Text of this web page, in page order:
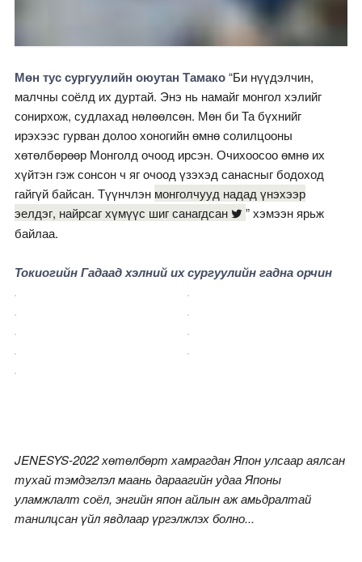
Мөн тус сургуулийн оюутан Тамако“Би нүүдэлчин,
малчны соёлд их дуртай. Энэ нь намайг монгол хэлийг
сонирхож, судлахад нөлөөлсөн. Мөн би Та бүхнийг
ирэхээс гурван долоо хоногийн өмнө солилцооны
хөтөлбөрөөр Монголд очоод ирсэн. Очихоосоо өмнө их
хүйтэн гэж сонсон ч яг очоод үзэхэд санасныг бодоход
гайгүй байсан. Түүнчлэн монголчууд надад үнэхээр
эелдэг, найрсаг хүмүүс шиг санагдсан
” хэмээн ярьж
байлаа.
Токиогийн Гадаад хэлний их сургуулийн гадна орчин
JENESYS-2022 хөтөлбөрт хамрагдан Япон улсаар аялсан
тухай тэмдэглэл маань дараагийн удаа Японы
уламжлалт соёл, энгийн япон айлын аж амьдралтай
танилцсан үйл явдлаар үргэлжлэх болно...